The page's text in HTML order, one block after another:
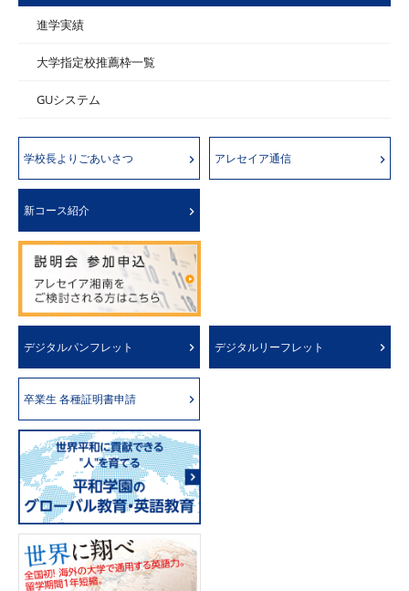
進学実績
大学指定校推薦枠一覧
GUシステム
学校長よりごあいさつ アレセイア通信
新コース紹介
デジタルパンフレット デジタルリーフレット
卒業生 各種証明書申請